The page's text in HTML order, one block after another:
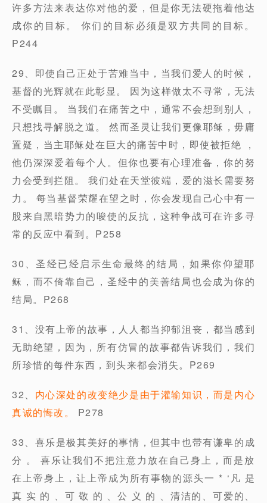
许多方法来表达你对他的爱，但是你无法硬拖着他达
成你的目标。 你们的目标必须是双方共同的目标。
P244
29、即使自己正处于苦难当中，当我们爱人的时候，
基督的光辉就在此彰显。 因为这样做太不寻常，无法
不受瞩目。 当我们在痛苦之中，通常不会想到别人，
只想找寻解脱之道。 然而圣灵让我们更像耶稣，毋庸
置疑，当主耶稣处在巨大的痛苦中时，即使被拒绝 ，
他仍深深爱着每个人。但你也要有心理准备，你的努
力会受到拦阻。 我们处在天堂彼端，爱的滋长需要努
力。 每当基督荣耀在望之时，你会发现自己心中有一
股来自黑暗势力的唆使的反抗，这种争战可在许多寻
常的反应中看到。P258
30、圣经已经启示生命最终的结局，如果你仰望耶
稣，而不倚靠自己，圣经中的美善结局也会成为你的
结局。P268
31、没有上帝的故事，人人都当抑郁沮丧，都当感到
无助绝望，因为，所有仿冒的故事都告诉我们，我们
所珍惜的每件东西，到头来都会消失。P269
32、 内心深处的改变绝少是由于灌输知识，而是内心
真诚的悔改。
P278
33、喜乐是极其美好的事情，但其中也带有谦卑的成
分 。 喜乐让我们不把注意力放在自己身上，而是放
在上帝身上，让上帝成为所有事物的源头一 * ‘凡 是
真 实 的 、可 敬 的 、公 义 的 、清洁的、可爱的、